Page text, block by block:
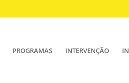
PROGRAMAS INTERVENÇÃO